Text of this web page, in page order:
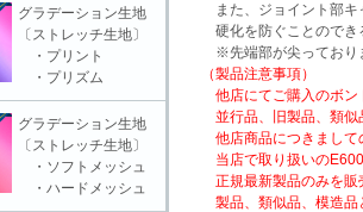
また、ジョイント部キ
硬化を防ぐことのでき
※先端部が尖っておりま
（製品注意事項）
他店にてご購入のボン
並行品、旧製品、類似品
他店商品につきましての
当店で取り扱いの
正規最新製品のみを販
製品、類似品、模造品
グラデーション生地
〔ストレッチ生地〕
・プリント
・プリズム
グラデーション生地
〔ストレッチ生地〕
・ソフトメッシュ
・ハードメッシュ